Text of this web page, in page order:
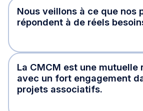
Nous veillons à ce que nos
répondent à de réels
La CMCM est une mutuelle
avec un fort engagement
projets associatifs.